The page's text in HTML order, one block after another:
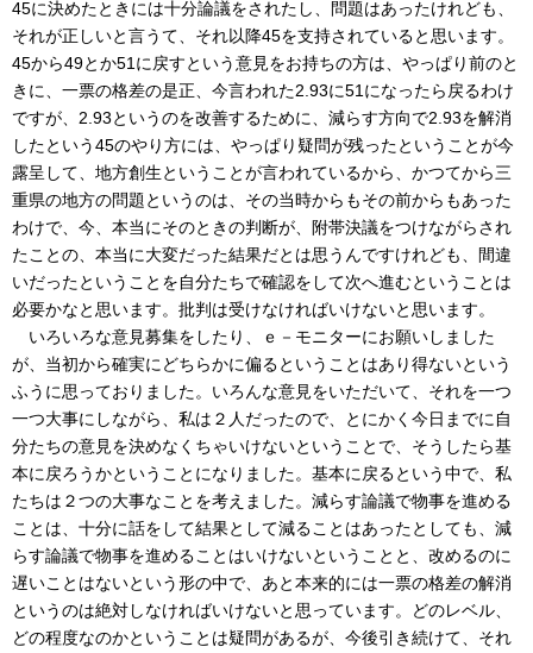
45に決めたときには十分論議をされたし、問題はあったけれども、
それが正しいと言うて、それ以降45を支持されていると思います。
45から49とか51に戻すという意見をお持ちの方は、やっぱり前のと
きに、一票の格差の是正、今言われた2.93に51になったら戻るわけ
ですが、2.93というのを改善するために、減らす方向で2.93を解消
したという45のやり方には、やっぱり疑問が残ったということが今
露呈して、地方創生ということが言われているから、かつてから三
重県の地方の問題というのは、その当時からもその前からもあった
わけで、今、本当にそのときの判断が、附帯決議をつけながらされ
たことの、本当に大変だった結果だとは思うんですけれども、間違
いだったということを自分たちで確認をして次へ進むということは
必要かなと思います。批判は受けなければいけないと思います。
いろいろな意見募集をしたり、ｅ－モニターにお願いしました
が、当初から確実にどちらかに偏るということはあり得ないという
ふうに思っておりました。いろんな意見をいただいて、それを一つ
一つ大事にしながら、私は２人だったので、とにかく今日までに自
分たちの意見を決めなくちゃいけないということで、そうしたら基
本に戻ろうかということになりました。基本に戻るという中で、私
たちは２つの大事なことを考えました。減らす論議で物事を進める
ことは、十分に話をして結果として減ることはあったとしても、減
らす論議で物事を進めることはいけないということと、改めるのに
遅いことはないという形の中で、あと本来的には一票の格差の解消
というのは絶対しなければいけないと思っています。どのレベル、
どの程度なのかということは疑問があるが、今後引き続けて、それ